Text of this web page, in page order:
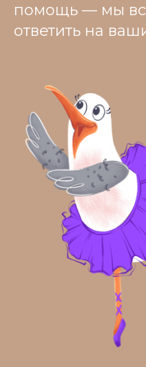
помощь — мы
ответить на